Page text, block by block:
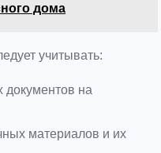
дома
учитывать:
на
материалов и их